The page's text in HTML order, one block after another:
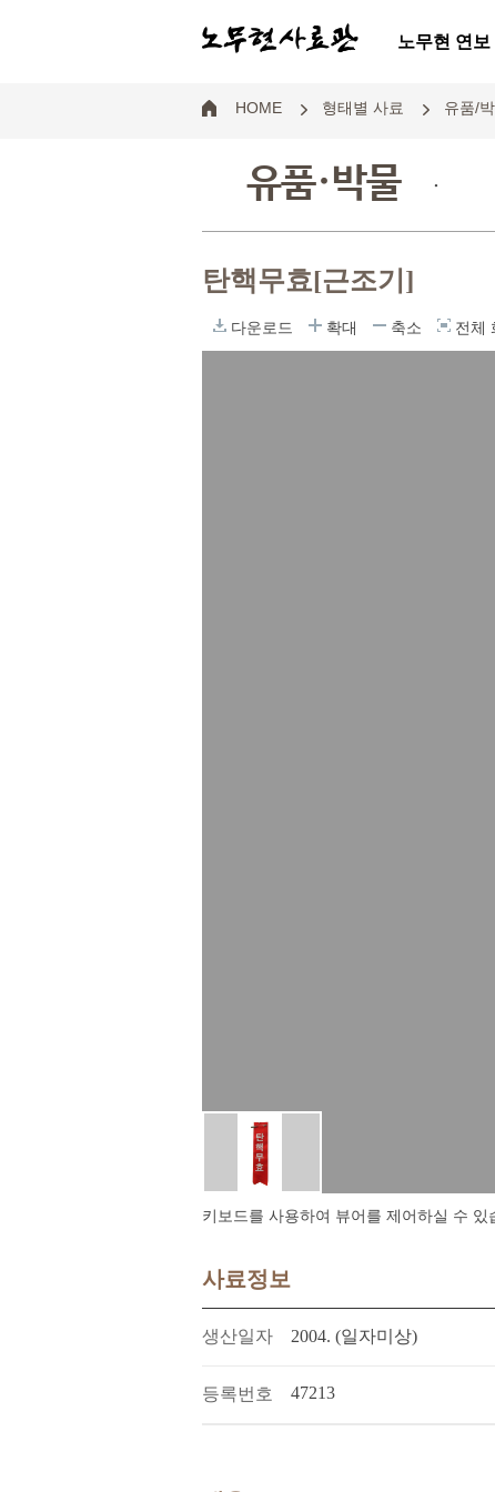
노무현 연보
HOME 형태별 사료 유품/
유품·박물 .
탄핵무효[근조기]
다운로드 확대 축소 전체
키보드를 사용하여 뷰어를 제어하실 수
사료정보
생산일자 2004. (일자미상)
등록번호 47213